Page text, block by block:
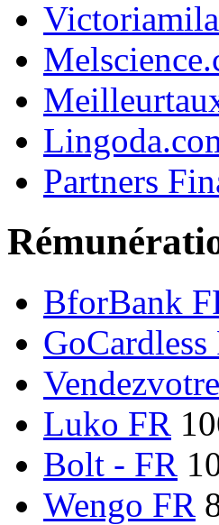
Partners
BforBank
GoCardless
Luko FR
Bolt - FR
Wengo FR